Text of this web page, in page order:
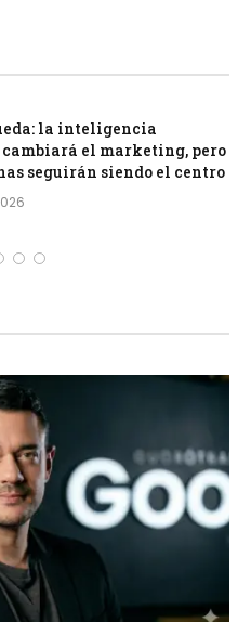
la inteligencia
el marketing, pero
seguirán siendo el centro